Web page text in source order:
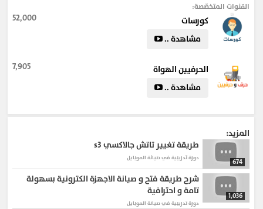
#صيانة_الموبايل#كورسات_مجاناً
#صيانة_الأجهزة#الجانب_الشخصي
#مجلة_الثقافة_و_تنمية_الفرد#professional_jobs
#Crafts_Craftsman_Workshop
#الحرفيين_الهواة_والمهن_الحرفية_والأعمال_اليدوية
#الحرفيين_الهواة#علي
القنوات المتخصّصة:
52,000
كورسات
مشاهدة ..
7,905
الحرفيين الهواة
مشاهدة ..
المزيد:
674
طريقة تغيير تاتش جالاكسي s3
دورة تدريبية في صيانة الموبايل
1,036
شرح طريقة فتح و صيانة الاجهزة الكترونية بسهولة
تامة و احترافية
دورة تدريبية في صيانة الموبايل